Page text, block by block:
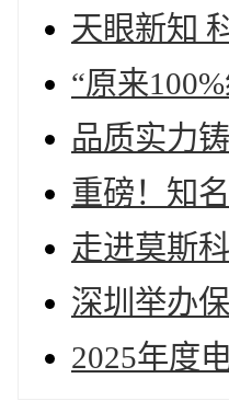
天眼新知
“原来
品质实力
重磅！知
走进莫斯
深圳举办
2025年度